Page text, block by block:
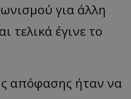
για άλλη
τελικά έγινε το
απόφασης ήταν να